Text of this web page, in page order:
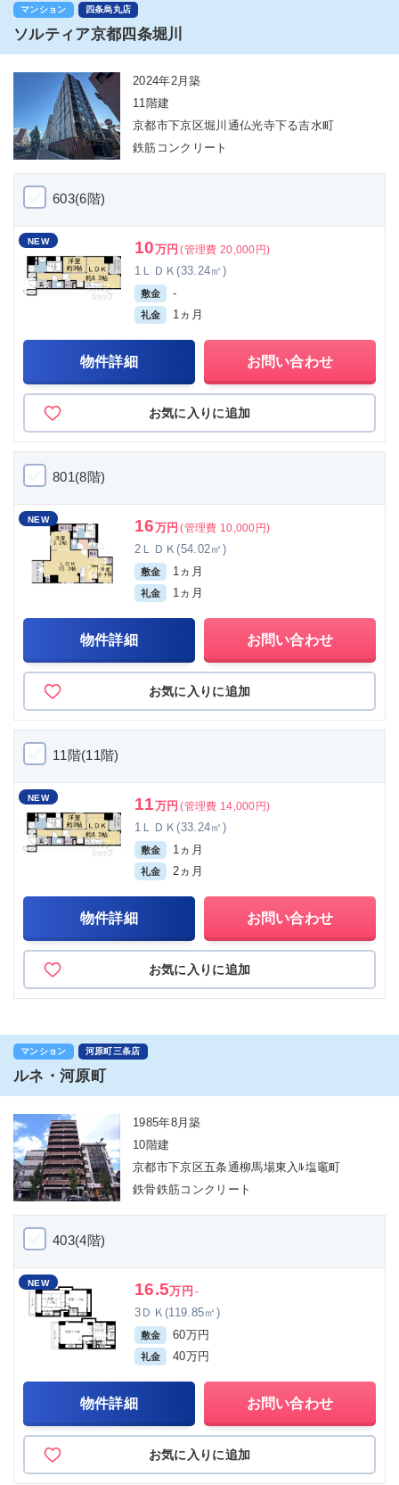
マンション 四条烏丸店
ソルティア京都四条堀川
2024年2月築
11階建
京都市下京区堀川通仏光寺下る吉水町
鉄筋コンクリート
603(6階)
NEW 10万円 (管理費 20,000円)
1ＬＤＫ(33.24㎡)
敷金 -
礼金 1ヵ月
物件詳細 お問い合わせ
お気に入りに追加
801(8階)
NEW 16万円 (管理費 10,000円)
2ＬＤＫ(54.02㎡)
敷金 1ヵ月
礼金 1ヵ月
物件詳細 お問い合わせ
お気に入りに追加
11階(11階)
NEW 11万円 (管理費 14,000円)
1ＬＤＫ(33.24㎡)
敷金 1ヵ月
礼金 2ヵ月
物件詳細 お問い合わせ
お気に入りに追加
マンション 河原町三条店
ルネ・河原町
1985年8月築
10階建
京都市下京区五条通柳馬場東入ﾙ塩竈町
鉄骨鉄筋コンクリート
403(4階)
NEW 16.5万円 -
3ＤＫ(119.85㎡)
敷金 60万円
礼金 40万円
物件詳細 お問い合わせ
お気に入りに追加